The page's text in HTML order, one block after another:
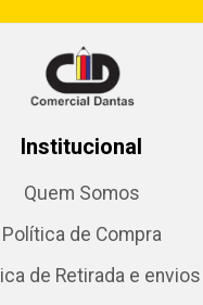
Institucional
Quem Somos
Política de Compra
de Retirada e envios